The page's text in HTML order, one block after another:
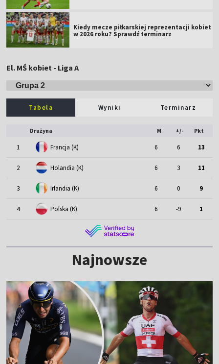
Kiedy mecze piłkarskiej reprezentacji kobiet
w 2026 roku? Sprawdź terminarz
El. MŚ kobiet - Liga A
Tabela Wyniki Terminarz
Drużyna M +/- Pkt
1 Francja (K) 6 6 13
2 Holandia (K) 6 3 11
3 Irlandia (K) 6 0 9
4 Polska (K) 6 -9 1
Najnowsze